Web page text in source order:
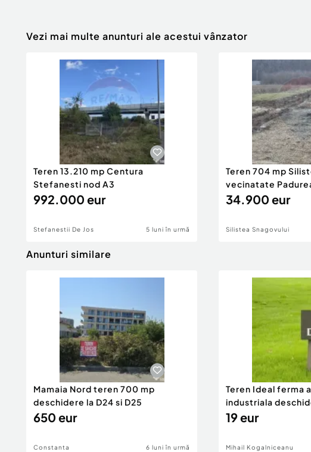
Vezi mai multe anunturi ale acestui vânzator
Teren 13.210 mp Centura
Stefanesti nod A3
992.000 eur
Stefanestii De Jos 5 luni în urmă
Teren 704 mp
vecinatate
34.900 eur
Silistea Snagovului
Anunturi similare
Mamaia Nord teren 700 mp
deschidere la D24 si D25
650 eur
Constanta 6 luni în urmă
Teren Ideal ferma
industriala
DN2A
19 eur
Mihail Kogalniceanu